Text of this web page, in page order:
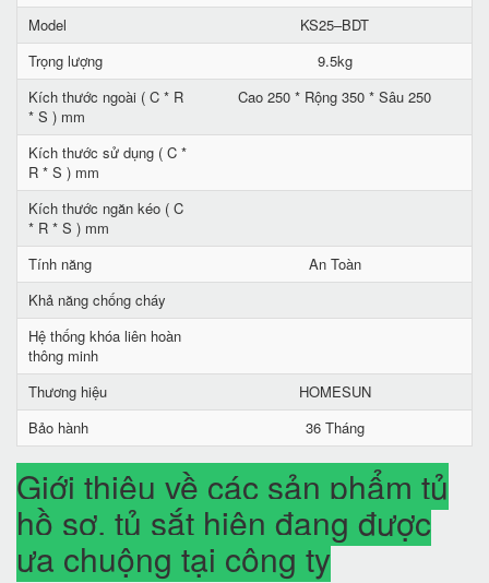
Model
KS25–BDT
Trọng lượng
9.5kg
Kích thước ngoài ( C * R
* S ) mm
Cao 250 * Rộng 350 * Sâu 250
Kích thước sử dụng ( C *
R * S ) mm
Kích thước ngăn kéo ( C
* R * S ) mm
Tính năng
An Toàn
Khả năng chống cháy
Hệ thống khóa liên hoàn
thông minh
Thương hiệu
HOMESUN
Bảo hành
36 Tháng
Giới thiệu về các sản phẩm tủ
hồ sơ, tủ sắt hiện đang được
ưa chuộng tại công ty